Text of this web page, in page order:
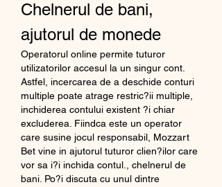
Chelnerul de bani,
ajutorul de monede
Operatorul online permite tuturor
utilizatorilor accesul la un singur cont.
Astfel, incercarea de a deschide conturi
multiple poate atrage restric?ii multiple,
inchiderea contului existent ?i chiar
excluderea. Fiindca este un operator
care susine jocul responsabil, Mozzart
Bet vine in ajutorul tuturor clien?ilor care
vor sa i?i inchida contul., chelnerul de
bani. Po?i discuta cu unul dintre